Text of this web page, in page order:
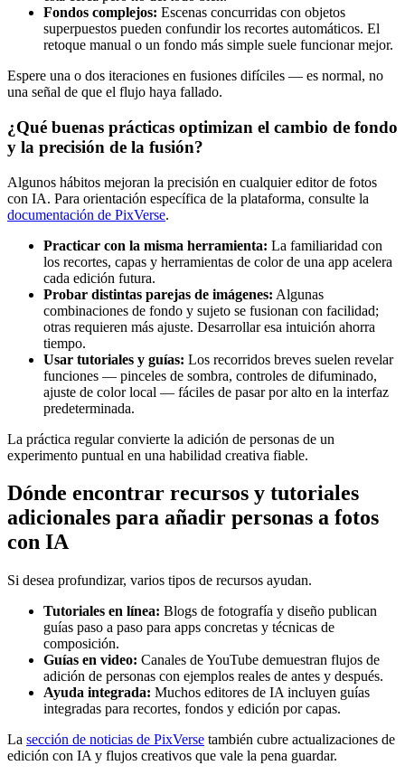
Fondos complejos: Escenas concurridas con objetos
superpuestos pueden confundir los recortes automáticos. El
retoque manual o un fondo más simple suele funcionar mejor.
Espere una o dos iteraciones en fusiones difíciles — es normal, no
una señal de que el flujo haya fallado.
¿Qué buenas prácticas optimizan el cambio de fondo
y la precisión de la fusión?
Algunos hábitos mejoran la precisión en cualquier editor de fotos
con IA. Para orientación específica de la plataforma, consulte la
documentación de PixVerse.
Practicar con la misma herramienta: La familiaridad con
los recortes, capas y herramientas de color de una app acelera
cada edición futura.
Probar distintas parejas de imágenes: Algunas
combinaciones de fondo y sujeto se fusionan con facilidad;
otras requieren más ajuste. Desarrollar esa intuición ahorra
tiempo.
Usar tutoriales y guías: Los recorridos breves suelen revelar
funciones — pinceles de sombra, controles de difuminado,
ajuste de color local — fáciles de pasar por alto en la interfaz
predeterminada.
La práctica regular convierte la adición de personas de un
experimento puntual en una habilidad creativa fiable.
Dónde encontrar recursos y tutoriales
adicionales para añadir personas a fotos
con IA
Si desea profundizar, varios tipos de recursos ayudan.
Tutoriales en línea: Blogs de fotografía y diseño publican
guías paso a paso para apps concretas y técnicas de
composición.
Guías en video: Canales de YouTube demuestran flujos de
adición de personas con ejemplos reales de antes y después.
Ayuda integrada: Muchos editores de IA incluyen guías
integradas para recortes, fondos y edición por capas.
La sección de noticias de PixVerse también cubre actualizaciones de
edición con IA y flujos creativos que vale la pena guardar.